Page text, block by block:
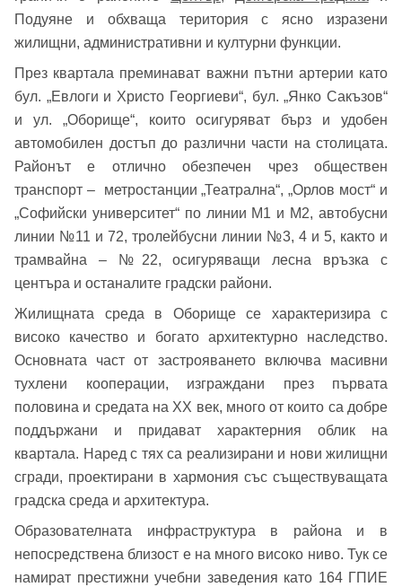
Добре дошъл!
Подуяне и обхваща територия с ясно изразени
жилищни, административни и културни функции.
През квартала преминават важни пътни артерии като
бул. „Евлоги и Христо Георгиеви“, бул. „Янко Сакъзов“
и ул. „Оборище“, които осигуряват бърз и удобен
автомобилен достъп до различни части на столицата.
Районът е отлично обезпечен чрез обществен
транспорт – метростанции „Театрална“, „Орлов мост“ и
„Софийски университет“ по линии М1 и М2, автобусни
линии №11 и 72, тролейбусни линии №3, 4 и 5, както и
трамвайна – №22, осигуряващи лесна връзка с
центъра и останалите градски райони.
Жилищната среда в Оборище се характеризира с
високо качество и богато архитектурно наследство.
Основната част от застрояването включва масивни
тухлени кооперации, изграждани през първата
половина и средата на XX век, много от които са добре
поддържани и придават характерния облик на
квартала. Наред с тях са реализирани и нови жилищни
сгради, проектирани в хармония със съществуващата
градска среда и архитектура.
Образователната инфраструктура в района и в
непосредствена близост е на много високо ниво. Тук се
намират престижни учебни заведения като 164 ГПИЕ
Име*
Имейл адрес*